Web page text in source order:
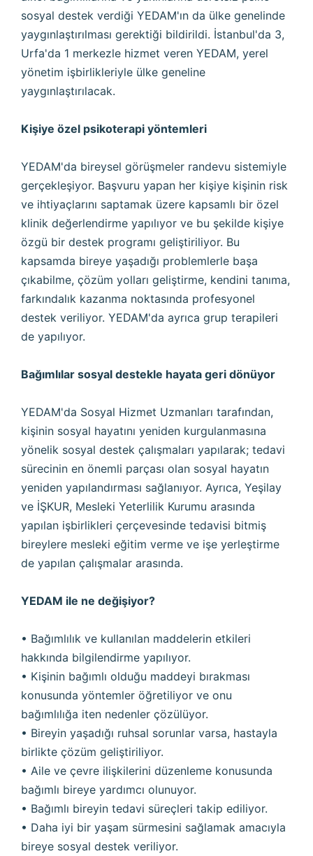
sosyal destek verdiği YEDAM'ın da ülke genelinde
yaygınlaştırılması gerektiği bildirildi. İstanbul'da 3,
Urfa'da 1 merkezle hizmet veren YEDAM, yerel
yönetim işbirlikleriyle ülke geneline
yaygınlaştırılacak.
Kişiye özel psikoterapi yöntemleri
YEDAM'da bireysel görüşmeler randevu sistemiyle
gerçekleşiyor. Başvuru yapan her kişiye kişinin risk
ve ihtiyaçlarını saptamak üzere kapsamlı bir özel
klinik değerlendirme yapılıyor ve bu şekilde kişiye
özgü bir destek programı geliştiriliyor. Bu
kapsamda bireye yaşadığı problemlerle başa
çıkabilme, çözüm yolları geliştirme, kendini tanıma,
farkındalık kazanma noktasında profesyonel
destek veriliyor. YEDAM'da ayrıca grup terapileri
de yapılıyor.
Bağımlılar sosyal destekle hayata geri dönüyor
YEDAM'da Sosyal Hizmet Uzmanları tarafından,
kişinin sosyal hayatını yeniden kurgulanmasına
yönelik sosyal destek çalışmaları yapılarak; tedavi
sürecinin en önemli parçası olan sosyal hayatın
yeniden yapılandırması sağlanıyor. Ayrıca, Yeşilay
ve İŞKUR, Mesleki Yeterlilik Kurumu arasında
yapılan işbirlikleri çerçevesinde tedavisi bitmiş
bireylere mesleki eğitim verme ve işe yerleştirme
de yapılan çalışmalar arasında.
YEDAM ile ne değişiyor?
• Bağımlılık ve kullanılan maddelerin etkileri
hakkında bilgilendirme yapılıyor.
• Kişinin bağımlı olduğu maddeyi bırakması
konusunda yöntemler öğretiliyor ve onu
bağımlılığa iten nedenler çözülüyor.
• Bireyin yaşadığı ruhsal sorunlar varsa, hastayla
birlikte çözüm geliştiriliyor.
• Aile ve çevre ilişkilerini düzenleme konusunda
bağımlı bireye yardımcı olunuyor.
• Bağımlı bireyin tedavi süreçleri takip ediliyor.
• Daha iyi bir yaşam sürmesini sağlamak amacıyla
bireye sosyal destek veriliyor.